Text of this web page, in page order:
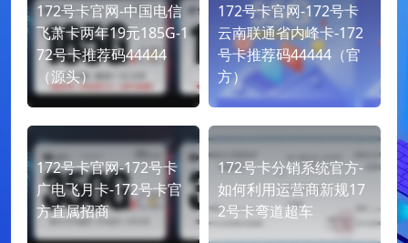
172号卡官网-中国电信
飞萧卡两年19元185G-1
72号卡推荐码44444
（源头）
172号卡官网-172号卡
云南联通省内峰卡-172
号卡推荐码44444（官
方）
172号卡官网-172号卡
广电飞月卡-172号卡官
方直属招商
172号卡分销系统官方-
如何利用运营商新规17
2号卡弯道超车